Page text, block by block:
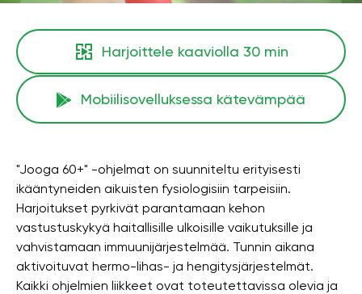
Harjoittele kaaviolla 30 min
Mobiilisovelluksessa kätevämpää
"Jooga 60+" -ohjelmat on suunniteltu erityisesti
ikääntyneiden aikuisten fysiologisiin tarpeisiin.
Harjoitukset pyrkivät parantamaan kehon
vastustuskykyä haitallisille ulkoisille vaikutuksille ja
vahvistamaan immuunijärjestelmää. Tunnin aikana
aktivoituvat hermo-lihas- ja hengitysjärjestelmät.
Kaikki ohjelmien liikkeet ovat toteutettavissa olevia ja